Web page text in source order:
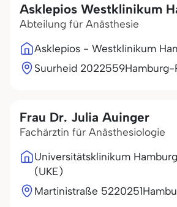
Asklepios Westklinikum
Abteilung für Anästhesie
Asklepios - Westklinikum
Suurheid 2022559Hamburg-
Frau Dr. Julia Auinger
Fachärztin für Anästhesiologie
Universitätsklinikum
(UKE)
Martinistraße 5220251